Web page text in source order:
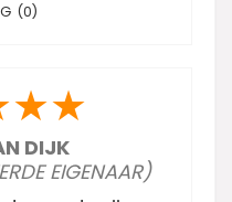
(0)
★★
DIJK
EIGENAAR)